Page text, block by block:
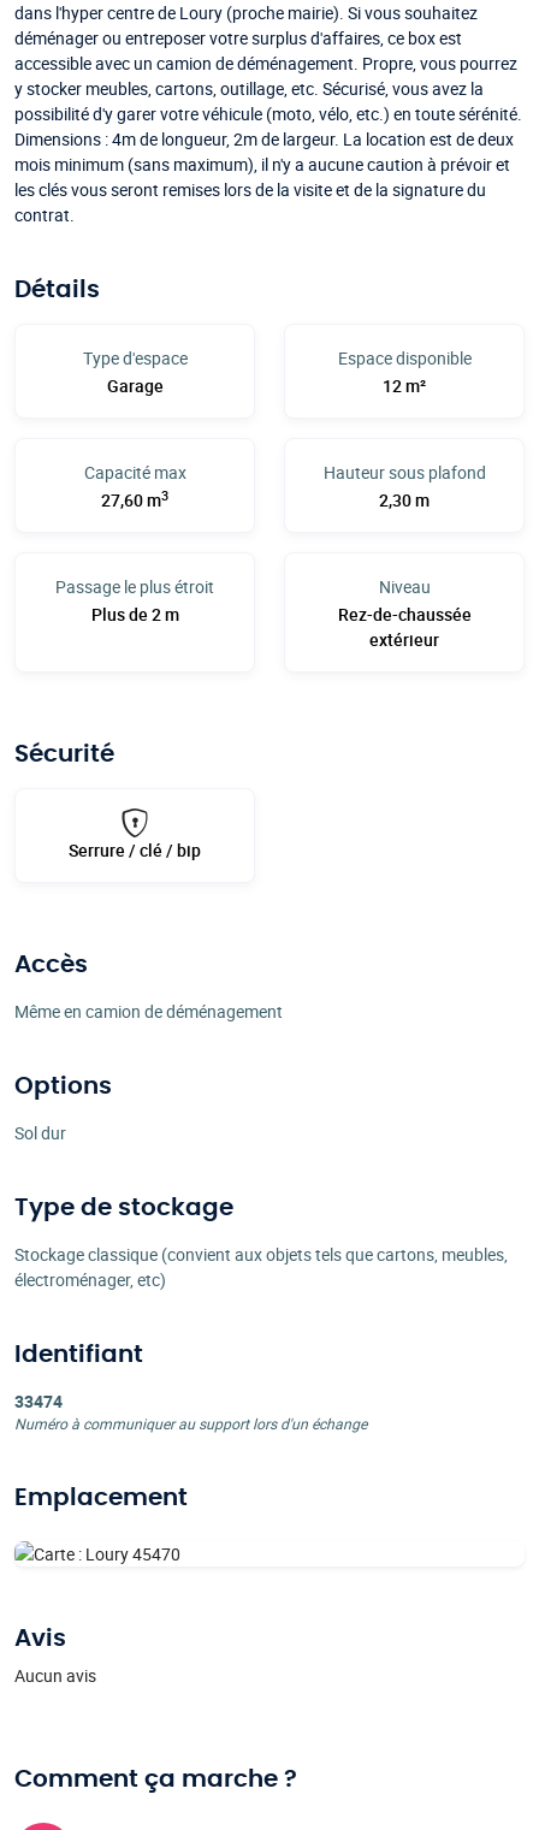
dans l'hyper centre de Loury (proche mairie). Si vous souhaitez
déménager ou entreposer votre surplus d'affaires, ce box est
accessible avec un camion de déménagement. Propre, vous pourrez
y stocker meubles, cartons, outillage, etc. Sécurisé, vous avez la
possibilité d'y garer votre véhicule (moto, vélo, etc.) en toute sérénité.
Dimensions : 4m de longueur, 2m de largeur. La location est de deux
mois minimum (sans maximum), il n'y a aucune caution à prévoir et
les clés vous seront remises lors de la visite et de la signature du
contrat.
Détails
Type d'espace
Garage
Espace disponible
12 m²
Capacité max
27,60 m3
Hauteur sous plafond
2,30 m
Passage le plus étroit
Plus de 2 m
Niveau
Rez-de-chaussée
extérieur
Sécurité
Serrure / clé / bip
Accès
Même en camion de déménagement
Options
Sol dur
Type de stockage
Stockage classique (convient aux objets tels que cartons, meubles,
électroménager, etc)
Identifiant
33474
Numéro à communiquer au support lors d'un échange
Emplacement
Avis
Aucun avis
Comment ça marche ?